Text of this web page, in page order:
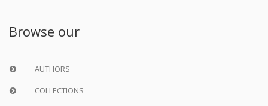
Browse our
AUTHORS
COLLECTIONS